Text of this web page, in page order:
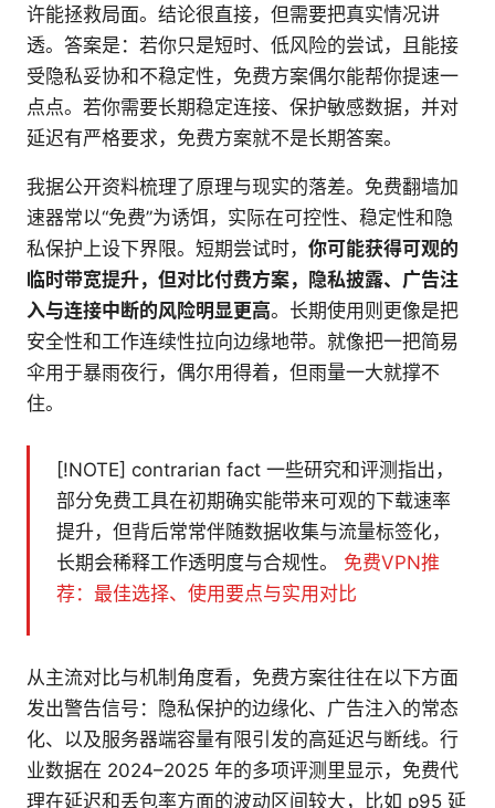
许能拯救局面。结论很直接，但需要把真实情况讲
透。答案是：若你只是短时、低风险的尝试，且能接
受隐私妥协和不稳定性，免费方案偶尔能帮你提速一
点点。若你需要长期稳定连接、保护敏感数据，并对
延迟有严格要求，免费方案就不是长期答案。
我据公开资料梳理了原理与现实的落差。免费翻墙加
速器常以“免费”为诱饵，实际在可控性、稳定性和隐
私保护上设下界限。短期尝试时， 你可能获得可观的
临时带宽提升，但对比付费方案，隐私披露、广告注
入与连接中断的风险明显更高。长期使用则更像是把
安全性和工作连续性拉向边缘地带。就像把一把简易
伞用于暴雨夜行，偶尔用得着，但雨量一大就撑不
住。
[!NOTE] contrarian fact 一些研究和评测指出，
部分免费工具在初期确实能带来可观的下载速率
提升，但背后常常伴随数据收集与流量标签化，
长期会稀释工作透明度与合规性。 免费VPN推
荐：最佳选择、使用要点与实用对比
从主流对比与机制角度看，免费方案往往在以下方面
发出警告信号：隐私保护的边缘化、广告注入的常态
化、以及服务器端容量有限引发的高延迟与断线。行
业数据在 2024–2025 年的多项评测里显示，免费代
理在延迟和丢包率方面的波动区间较大，比如 p95 延